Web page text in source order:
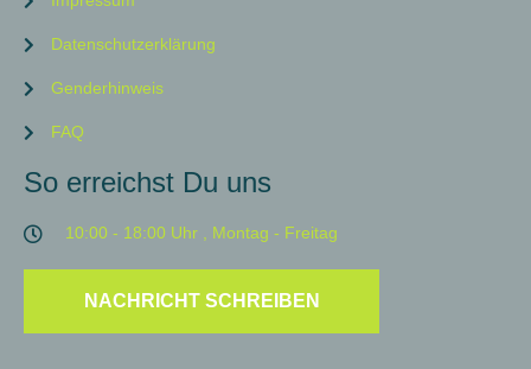
Datenschutzerklärung
Genderhinweis
FAQ
So erreichst Du uns
10:00 - 18:00 Uhr , Montag - Freitag
NACHRICHT SCHREIBEN